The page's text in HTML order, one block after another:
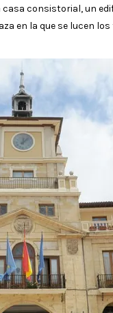
consistorial, un
en la que se lucen